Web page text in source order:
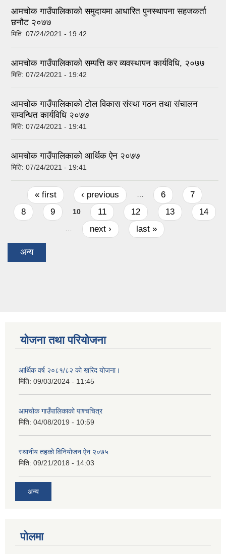
आमचोक गाउँपालिकाको समुदायमा आधारित पुनस्थापना सहजकर्ता
छनौट २०७७
मिति: 07/24/2021 - 19:42
आमचोक गाउँपालिकाको सम्पत्ति कर व्यवस्थापन कार्यविधि, २०७७
मिति: 07/24/2021 - 19:42
आमचोक गाउँपालिकाको टोल विकास संस्था गठन तथा संचालन
सम्वन्धित कार्यविधि २०७७
मिति: 07/24/2021 - 19:41
आमचोक गाउँपालिकाको आर्थिक ऐन २०७७
मिति: 07/24/2021 - 19:41
Pages
« first ‹ previous … 6
7
8
9 10 11 12 13 14
… next › last »
अन्य
योजना तथा परियोजना
आर्थिक वर्ष २०८१/८२ को खरिद योजना।
मिति: 09/03/2024 - 11:45
आमचोक गाउँपालिकाको पाश्चचित्र
मिति: 04/08/2019 - 10:59
स्थानीय तहको विनियोजन ऐन २०७५
मिति: 09/21/2018 - 14:03
अन्य
पोलमा